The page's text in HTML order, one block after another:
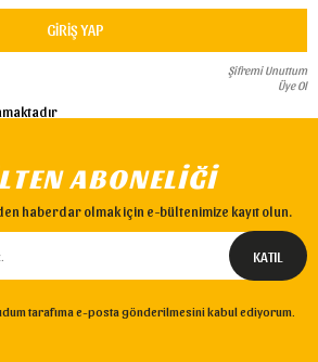
GIRIŞ YAP
Şifremi Unuttum
Üye Ol
ABONELİĞİ
haberdar olmak için e-bültenimize kayıt olun.
tarafıma e-posta gönderilmesini kabul ediyorum.